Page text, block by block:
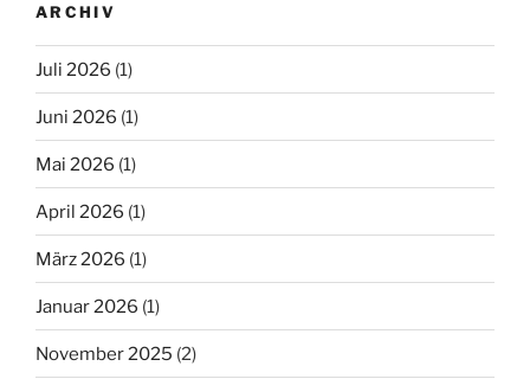
ARCHIV
Juli 2026 (1)
Juni 2026 (1)
Mai 2026 (1)
April 2026 (1)
März 2026 (1)
Januar 2026 (1)
November 2025 (2)